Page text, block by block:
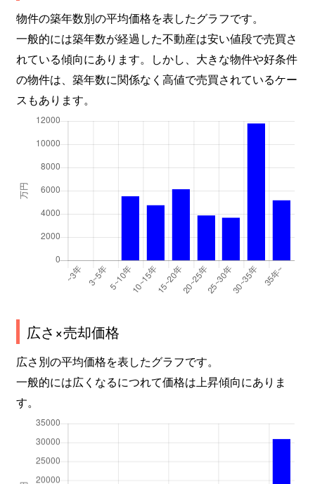
物件の築年数別の平均価格を表したグラフです。
一般的には築年数が経過した不動産は安い値段で売買さ
れている傾向にあります。しかし、大きな物件や好条件
の物件は、築年数に関係なく高値で売買されているケー
スもあります。
広さ×売却価格
広さ別の平均価格を表したグラフです。
一般的には広くなるにつれて価格は上昇傾向にありま
す。